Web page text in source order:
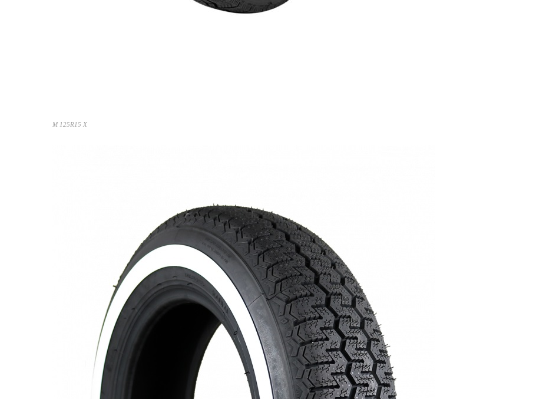
M 125R15 X